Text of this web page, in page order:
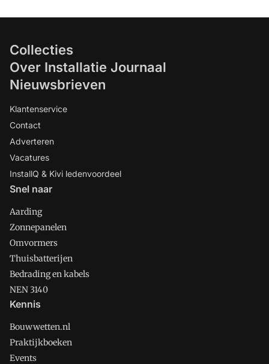
Collecties
Over Installatie Journaal
Nieuwsbrieven
Klantenservice
Contact
Adverteren
Vacatures
InstallQ & Kivi ledenvoordeel
Snel naar
Aarding
Zonnepanelen
Omvormers
Thuisbatterijen
Bedrading en kabels
NEN 3140
Kennis
Bouwwetten.nl
Praktijkboeken
Events